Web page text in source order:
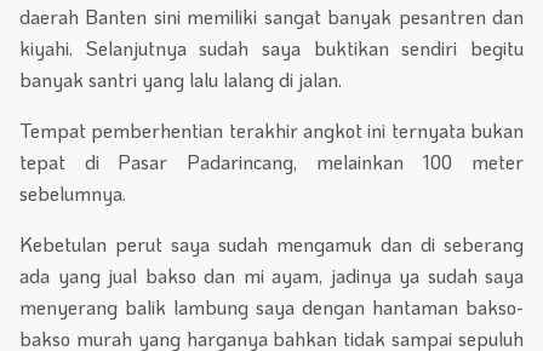
daerah Banten sini memiliki sangat banyak pesantren dan
kiyahi. Selanjutnya sudah saya buktikan sendiri begitu
banyak santri yang lalu lalang di jalan.
Tempat pemberhentian terakhir angkot ini ternyata bukan
tepat di Pasar Padarincang, melainkan 100 meter
sebelumnya.
Kebetulan perut saya sudah mengamuk dan di seberang
ada yang jual bakso dan mi ayam, jadinya ya sudah saya
menyerang balik lambung saya dengan hantaman bakso-
bakso murah yang harganya bahkan tidak sampai sepuluh